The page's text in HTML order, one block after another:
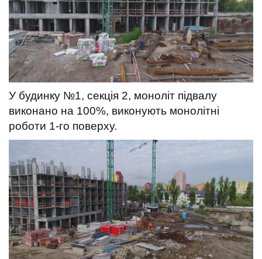
У будинку №1, секція 2, моноліт підвалу
виконано на 100%, виконують монолітні
роботи 1-го поверху.